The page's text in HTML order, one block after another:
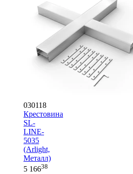
030118
Крестовина
SL-
LINE-
5035
(Arlight,
Металл)
5 16638